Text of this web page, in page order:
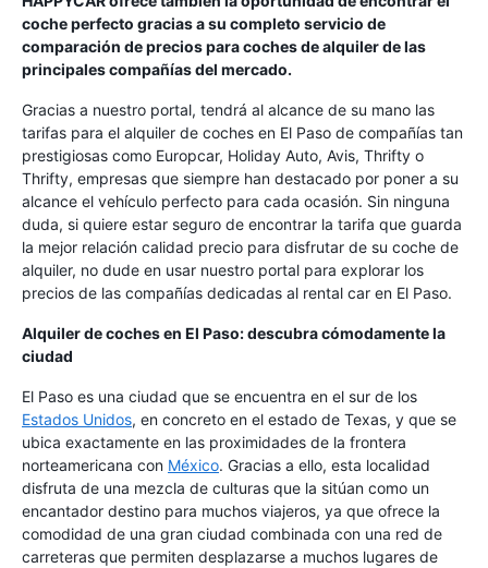
coche perfecto gracias a su completo servicio de
comparación de precios para coches de alquiler de las
principales compañías del mercado.
Gracias a nuestro portal, tendrá al alcance de su mano las
tarifas para el alquiler de coches en El Paso de compañías tan
prestigiosas como Europcar, Holiday Auto, Avis, Thrifty o
Thrifty, empresas que siempre han destacado por poner a su
alcance el vehículo perfecto para cada ocasión. Sin ninguna
duda, si quiere estar seguro de encontrar la tarifa que guarda
la mejor relación calidad precio para disfrutar de su coche de
alquiler, no dude en usar nuestro portal para explorar los
precios de las compañías dedicadas al rental car en El Paso.
Alquiler de coches en El Paso: descubra cómodamente la
ciudad
El Paso es una ciudad que se encuentra en el sur de los
Estados Unidos, en concreto en el estado de Texas, y que se
ubica exactamente en las proximidades de la frontera
norteamericana con México. Gracias a ello, esta localidad
disfruta de una mezcla de culturas que la sitúan como un
encantador destino para muchos viajeros, ya que ofrece la
comodidad de una gran ciudad combinada con una red de
carreteras que permiten desplazarse a muchos lugares de